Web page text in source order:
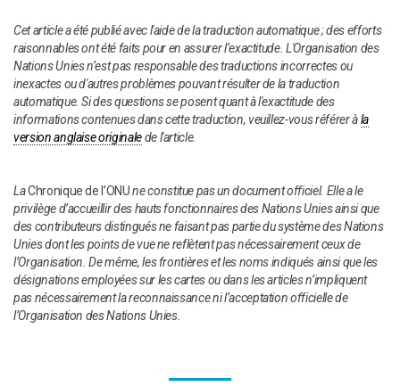
Cet article a été publié avec l'aide de la traduction automatique ; des efforts
raisonnables ont été faits pour en assurer l’exactitude. L'Organisation des
Nations Unies n’est pas responsable des traductions incorrectes ou
inexactes ou d'autres problèmes pouvant résulter de la traduction
automatique. Si des questions se posent quant à l'exactitude des
informations contenues dans cette traduction, veuillez-vous référer àla
version anglaise originalede l'article.
LaChronique de l’ONUne constitue pas un document officiel. Elle a le
privilège d’accueillir des hauts fonctionnaires des Nations Unies ainsi que
des contributeurs distingués ne faisant pas partie du système des Nations
Unies dont les points de vue ne reflètent pas nécessairement ceux de
l’Organisation. De même, les frontières et les noms indiqués ainsi que les
désignations employées sur les cartes ou dans les articles n’impliquent
pas nécessairement la reconnaissance ni l’acceptation officielle de
l’Organisation des Nations Unies.